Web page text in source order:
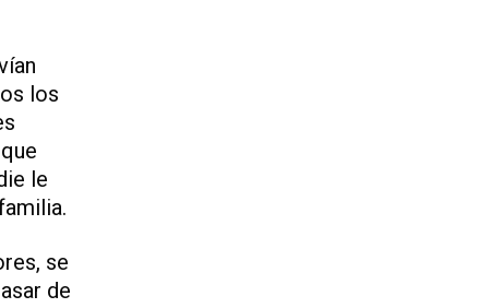
los
le
se
de